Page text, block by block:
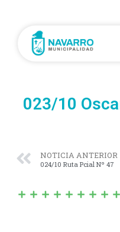
023/10
NOTICIA ANTERIOR
024/10 Ruta Pcial Nº 47